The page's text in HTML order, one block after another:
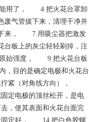
能用了， 4.把火花台罩卸
气管拔下来，清理干净并
来， 7.用吸尘器把激发
板上的灰尘轻轻刷掉，注
原始强度， 9.把火花台板
，目的是确定电极和火花台
拧紧（对角线方向），
定电极的顶丝松开，是电
，使其表面和火花台面完
固定好， 14.把白色胶螺